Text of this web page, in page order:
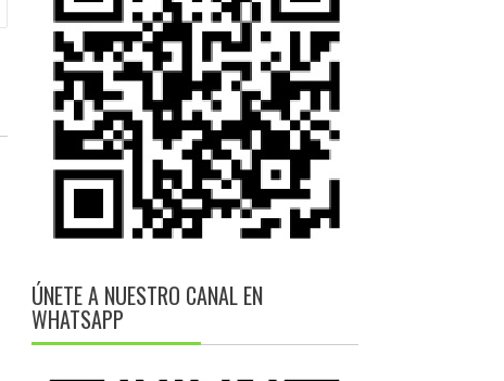
ÚNETE A NUESTRO CANAL EN
WHATSAPP